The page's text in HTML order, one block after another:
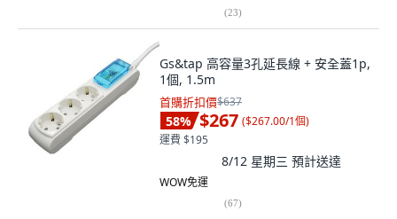
(23)
Gs&tap 高容量3孔延長線 + 安全蓋1p,
1個, 1.5m
首購折扣價$637
58% $267 ($267.00/1個)
運費 $195
8/12 星期三 預計送達
WOW免運
(67)